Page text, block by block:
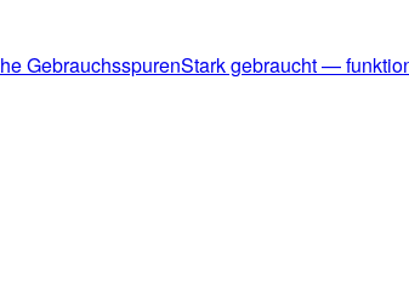
GebrauchsspurenStark gebraucht —